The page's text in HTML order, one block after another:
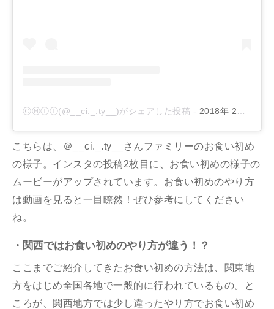
ⒸⒽⒾⒾ(@__ci._.ty__)がシェアした投稿 - 2018年 2月月10日午前12時05分PST
こちらは、＠__ci._.ty__さんファミリーのお食い初め
の様子。インスタの投稿2枚目に、お食い初めの様子の
ムービーがアップされています。お食い初めのやり方
は動画を見ると一目瞭然！ぜひ参考にしてください
ね。
・関西ではお食い初めのやり方が違う！？
ここまでご紹介してきたお食い初めの方法は、関東地
方をはじめ全国各地で一般的に行われているもの。と
ころが、関西地方では少し違ったやり方でお食い初め